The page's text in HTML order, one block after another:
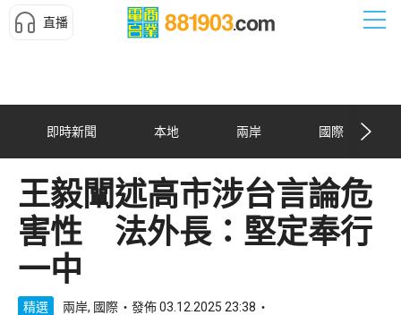
直播
即時新聞 本地 兩岸 國際
王毅闡述高市涉台言論危
害性 法外長：堅定奉行
一中
精選 兩岸, 國際
發佈 03.12.2025 23:38